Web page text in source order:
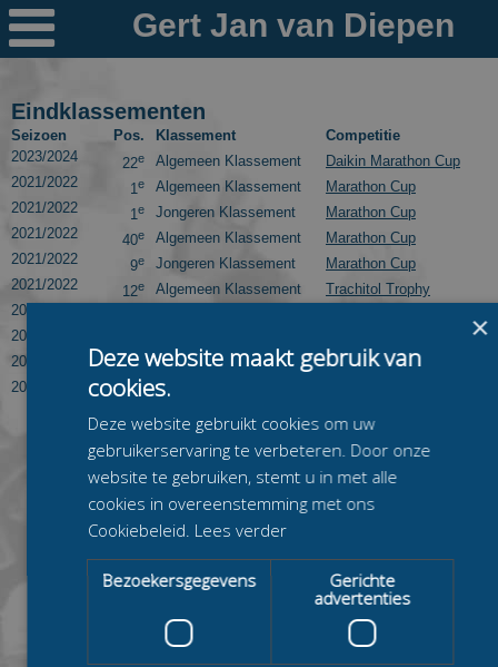

Nieuws
Ploegen
PR's
Schaatspeloton.nl
Eindklassementen
Seizoen Pos. Klassement
Competitie
2023/2024
22e Algemeen Klassement
Daikin Marathon Cup
2021/2022
1e Algemeen Klassement
Marathon Cup
2021/2022
1e Jongeren Klassement
Marathon Cup
2021/2022
40e Algemeen Klassement
Marathon Cup
2021/2022
9e Jongeren Klassement
Marathon Cup
2021/2022
12e Algemeen Klassement
Trachitol Trophy
2019/2020
2019/2020
2019/2020
26e Algemeen Klassement
Trachitol Trophy
2018/2019
9 e Algemeen Klassement
×
Deze website maakt gebruik van
cookies.
Deze website gebruikt cookies om uw
gebruikerservaring te verbeteren. Door onze
website te gebruiken, stemt u in met alle
cookies in overeenstemming met ons
Cookiebeleid. Lees verder
Bezoekersgegevens
Gerichte
advertenties